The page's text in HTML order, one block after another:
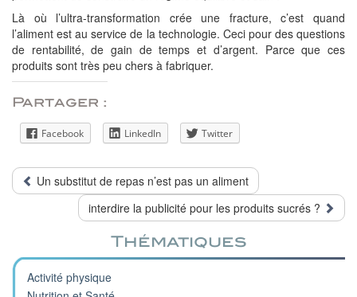
Là où l’ultra-transformation crée une fracture, c’est quand
l’aliment est au service de la technologie. Ceci pour des questions
de rentabilité, de gain de temps et d’argent. Parce que ces
produits sont très peu chers à fabriquer.
Partager :
Facebook LinkedIn Twitter
Un substitut de repas n’est pas un aliment
interdire la publicité pour les produits sucrés ?
Thématiques
Activité physique